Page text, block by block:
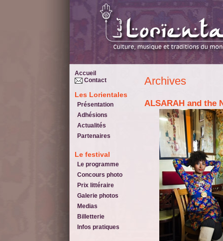
Accueil
Contact
Les Lorientales
Présentation
Adhésions
Actualités
Partenaires
Le festival
Le programme
Concours photo
Prix littéraire
Galerie photos
Medias
Billetterie
Infos pratiques
Archives
ALSARAH and the